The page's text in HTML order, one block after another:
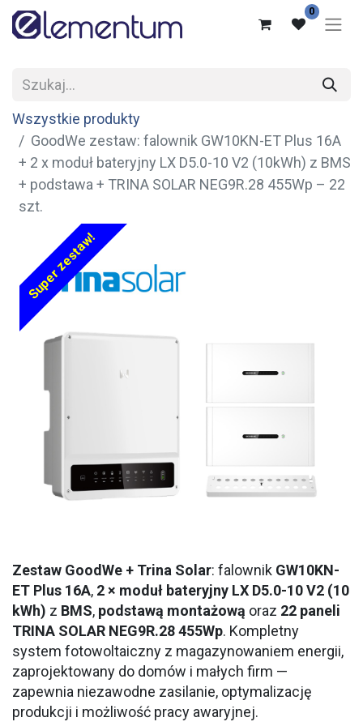
0
Wszystkie produkty
GoodWe zestaw: falownik GW10KN-ET Plus 16A
+ 2 x moduł bateryjny LX D5.0-10 V2 (10kWh) z BMS
+ podstawa + TRINA SOLAR NEG9R.28 455Wp – 22
szt.
Super zestaw!
Zestaw GoodWe + Trina Solar: falownik GW10KN-
ET Plus 16A, 2 × moduł bateryjny LX D5.0-10 V2 (10
kWh) z BMS, podstawą montażową oraz 22 paneli
TRINA SOLAR NEG9R.28 455Wp. Kompletny
system fotowoltaiczny z magazynowaniem energii,
zaprojektowany do domów i małych firm —
zapewnia niezawodne zasilanie, optymalizację
produkcji i możliwość pracy awaryjnej.